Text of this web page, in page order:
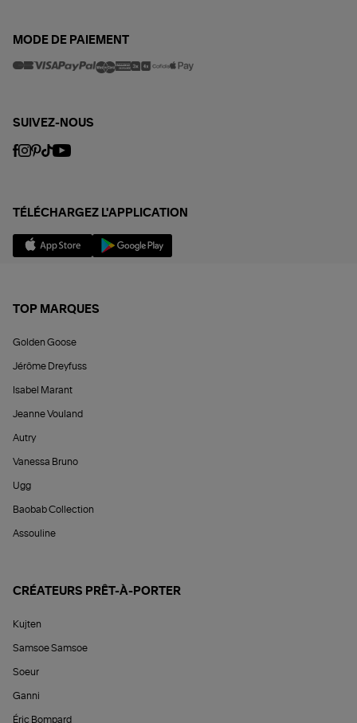
MODE DE PAIEMENT
SUIVEZ-NOUS
TÉLÉCHARGEZ L'APPLICATION
TOP MARQUES
Golden Goose
Jérôme Dreyfuss
Isabel Marant
Jeanne Vouland
Autry
Vanessa Bruno
Ugg
Baobab Collection
Assouline
CRÉATEURS PRÊT-À-PORTER
Kujten
Samsoe Samsoe
Soeur
Ganni
Éric Bompard